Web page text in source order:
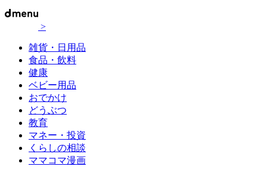
>
雑貨・日用品
食品・飲料
健康
ベビー用品
おでかけ
どうぶつ
教育
マネー・投資
くらしの相談
ママコマ漫画